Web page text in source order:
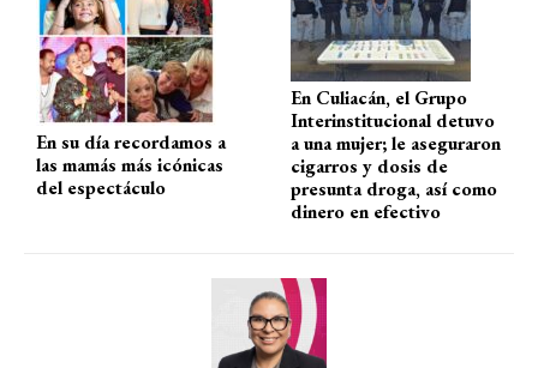
En su día recordamos a
las mamás más icónicas
del espectáculo
En Culiacán, el Grupo
Interinstitucional detuvo
a una mujer; le aseguraron
cigarros y dosis de
presunta droga, así como
dinero en efectivo